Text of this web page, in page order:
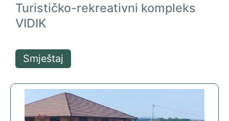
Turističko-rekreativni kompleks
VIDIK
Smještaj